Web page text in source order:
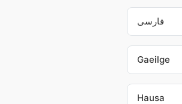
فارسی
Gaeilge
Hausa